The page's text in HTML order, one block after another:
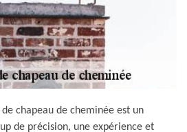
chapeau de cheminée est un
de précision, une expérience et